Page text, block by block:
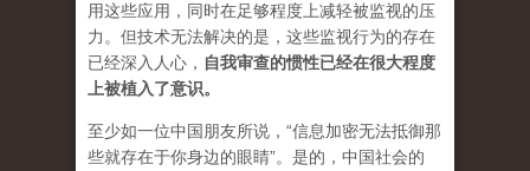
用这些应用，同时在足够程度上减轻被监视的压
力。但技术无法解决的是，这些监视行为的存在
已经深入人心， 自我审查的惯性已经在很大程度
上被植入了意识。
至少如一位中国朋友所说，“信息加密无法抵御那
些就存在于你身边的眼睛”。是的，中国社会的